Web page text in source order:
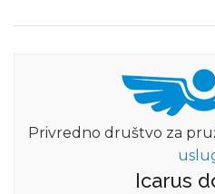
Privredno društvo za
Icarus